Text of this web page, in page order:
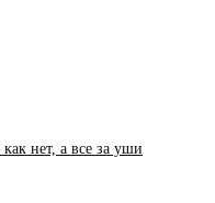
нет, а все за уши